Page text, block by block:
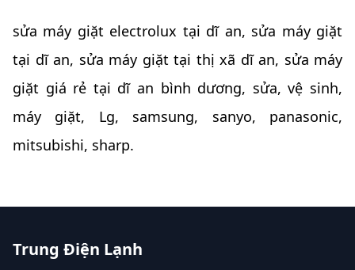
sửa máy giặt electrolux tại dĩ an, sửa máy giặt
tại dĩ an, sửa máy giặt tại thị xã dĩ an, sửa máy
giặt giá rẻ tại dĩ an bình dương, sửa, vệ sinh,
máy giặt, Lg, samsung, sanyo, panasonic,
mitsubishi, sharp.
Trung Điện Lạnh